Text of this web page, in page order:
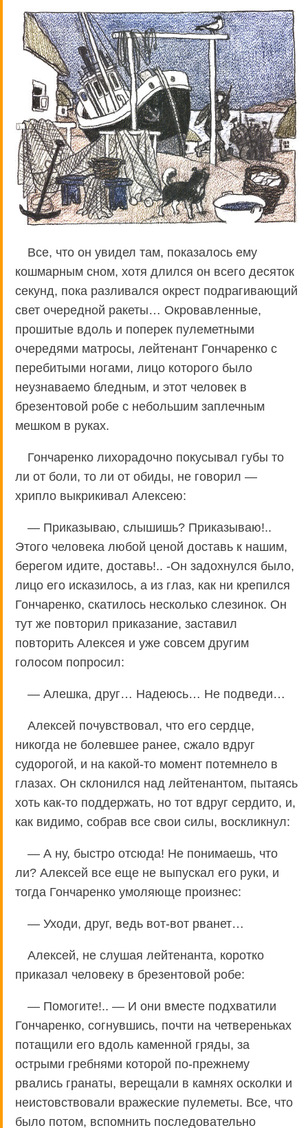
Все, что он увидел там, показалось ему
кошмарным сном, хотя длился он всего десяток
секунд, пока разливался окрест подрагивающий
свет очередной ракеты… Окровавленные,
прошитые вдоль и поперек пулеметными
очередями матросы, лейтенант Гончаренко с
перебитыми ногами, лицо которого было
неузнаваемо бледным, и этот человек в
брезентовой робе с небольшим заплечным
мешком в руках.
Гончаренко лихорадочно покусывал губы то
ли от боли, то ли от обиды, не говорил —
хрипло выкрикивал Алексею:
— Приказываю, слышишь? Приказываю!..
Этого человека любой ценой доставь к нашим,
берегом идите, доставь!.. -Он задохнулся было,
лицо его исказилось, а из глаз, как ни крепился
Гончаренко, скатилось несколько слезинок. Он
тут же повторил приказание, заставил
повторить Алексея и уже совсем другим
голосом попросил:
— Алешка, друг… Надеюсь… Не подведи…
Алексей почувствовал, что его сердце,
никогда не болевшее ранее, сжало вдруг
судорогой, и на какой-то момент потемнело в
глазах. Он склонился над лейтенантом, пытаясь
хоть как-то поддержать, но тот вдруг сердито, и,
как видимо, собрав все свои силы, воскликнул:
— А ну, быстро отсюда! Не понимаешь, что
ли? Алексей все еще не выпускал его руки, и
тогда Гончаренко умоляюще произнес:
— Уходи, друг, ведь вот-вот рванет…
Алексей, не слушая лейтенанта, коротко
приказал человеку в брезентовой робе:
— Помогите!.. — И они вместе подхватили
Гончаренко, согнувшись, почти на четвереньках
потащили его вдоль каменной гряды, за
острыми гребнями которой по-прежнему
рвались гранаты, верещали в камнях осколки и
неистовствовали вражеские пулеметы. Все, что
было потом, вспомнить последовательно